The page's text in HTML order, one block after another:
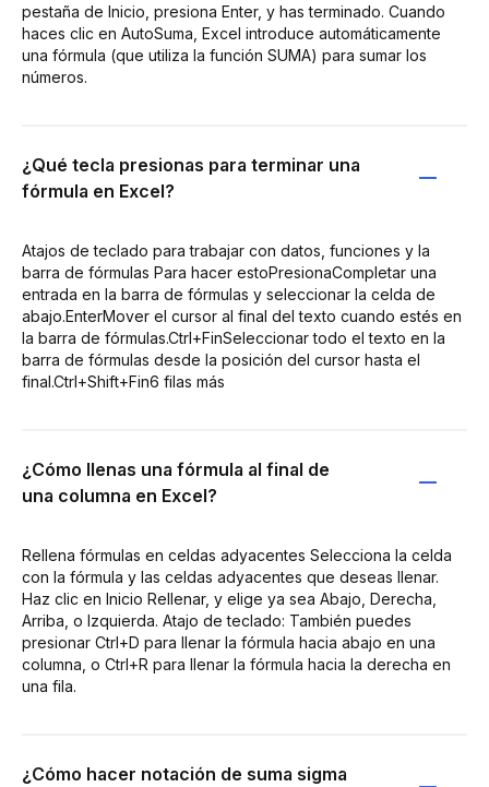
pestaña de Inicio, presiona Enter, y has terminado. Cuando
haces clic en AutoSuma, Excel introduce automáticamente
una fórmula (que utiliza la función SUMA) para sumar los
números.
¿Qué tecla presionas para terminar una
fórmula en Excel?
Atajos de teclado para trabajar con datos, funciones y la
barra de fórmulas Para hacer estoPresionaCompletar una
entrada en la barra de fórmulas y seleccionar la celda de
abajo.EnterMover el cursor al final del texto cuando estés en
la barra de fórmulas.Ctrl+FinSeleccionar todo el texto en la
barra de fórmulas desde la posición del cursor hasta el
final.Ctrl+Shift+Fin6 filas más
¿Cómo llenas una fórmula al final de
una columna en Excel?
Rellena fórmulas en celdas adyacentes Selecciona la celda
con la fórmula y las celdas adyacentes que deseas llenar.
Haz clic en Inicio Rellenar, y elige ya sea Abajo, Derecha,
Arriba, o Izquierda. Atajo de teclado: También puedes
presionar Ctrl+D para llenar la fórmula hacia abajo en una
columna, o Ctrl+R para llenar la fórmula hacia la derecha en
una fila.
¿Cómo hacer notación de suma sigma